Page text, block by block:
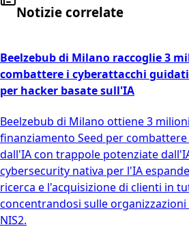
Notizie correlate
Beelzebub di Milano raccoglie 3
combattere i cyberattacchi
per hacker basate sull'IA
Beelzebub di Milano ottiene 3
finanziamento Seed per
dall'IA con trappole potenziate
cybersecurity nativa per l'IA
ricerca e l'acquisizione di clienti in
concentrandosi sulle
NIS2.